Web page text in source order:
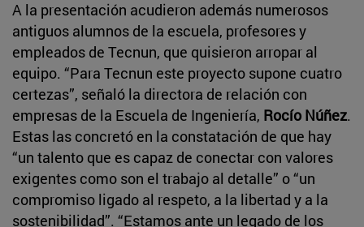
A la presentación acudieron además numerosos
antiguos alumnos de la escuela, profesores y
empleados de Tecnun, que quisieron arropar al
equipo. “Para Tecnun este proyecto supone cuatro
certezas”, señaló la directora de relación con
empresas de la Escuela de Ingeniería, Rocío Núñez.
Estas las concretó en la constatación de que hay
“un talento que es capaz de conectar con valores
exigentes como son el trabajo al detalle” o “un
compromiso ligado al respeto, a la libertad y a la
sostenibilidad”. “Estamos ante un legado de los